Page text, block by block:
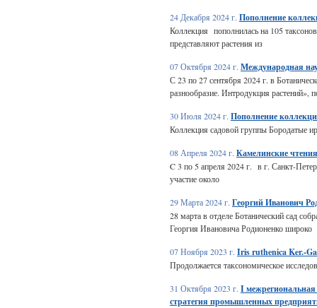
24 Декабря 2024 г. Пополнение
Коллекция пополнилась на 105
представляют растения из
07 Октября 2024 г. Международная
С 23 по 27 сентября 2024 г. в
разнообразие. Интродукция растений»,
30 Июля 2024 г. Пополнение
Коллекция садовой группы Бородатые
08 Апреля 2024 г. Камелинские
C 3 по 5 апреля 2024 г. в г. Санкт-
участие около
29 Марта 2024 г. Георгий Иванович
28 марта в отделе Ботанический сад
Георгия Ивановича Родионенко широко
07 Ноября 2023 г. Iris ruthenica Ker.-
Продолжается таксономическое
31 Октября 2023 г. I межрегиональная
стратегия промышленных